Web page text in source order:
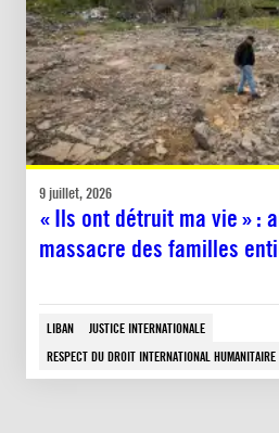
9 juillet, 2026
« Ils ont détruit ma vie » :
massacre des familles
LIBAN
JUSTICE INTERNATIONALE
RESPECT DU DROIT INTERNATIONAL HUMANITAIRE